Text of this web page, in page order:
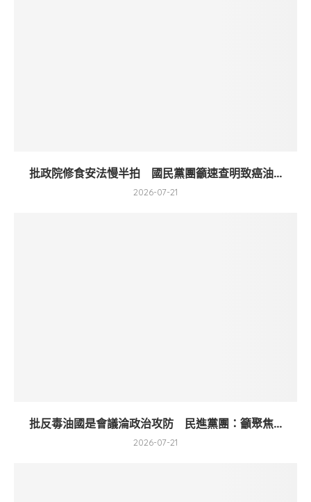
批政院修食安法慢半拍 國民黨團籲速查明致癌油...
2026-07-21
批反毒油國是會議淪政治攻防 民進黨團：籲聚焦...
2026-07-21